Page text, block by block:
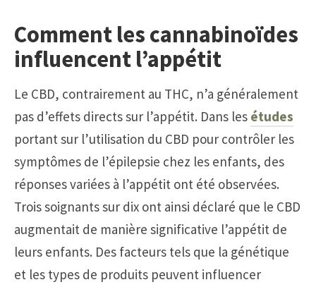
Comment les cannabinoïdes
influencent l’appétit
Le CBD, contrairement au THC, n’a généralement
pas d’effets directs sur l’appétit. Dans les études
portant sur l’utilisation du CBD pour contrôler les
symptômes de l’épilepsie chez les enfants, des
réponses variées à l’appétit ont été observées.
Trois soignants sur dix ont ainsi déclaré que le CBD
augmentait de manière significative l’appétit de
leurs enfants. Des facteurs tels que la génétique
et les types de produits peuvent influencer